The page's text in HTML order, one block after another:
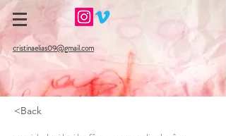
cristinaelias09@gmail.com
<Back